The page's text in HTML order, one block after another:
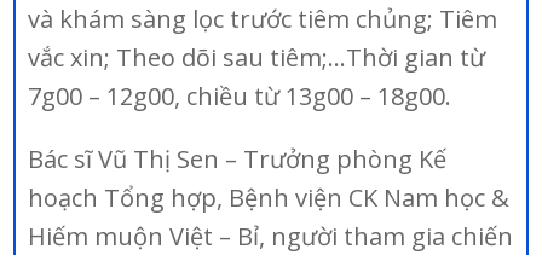
và khám sàng lọc trước tiêm chủng; Tiêm
vắc xin; Theo dõi sau tiêm;…Thời gian từ
7g00 – 12g00, chiều từ 13g00 – 18g00.
Bác sĩ Vũ Thị Sen – Trưởng phòng Kế
hoạch Tổng hợp, Bệnh viện CK Nam học &
Hiếm muộn Việt – Bỉ, người tham gia chiến